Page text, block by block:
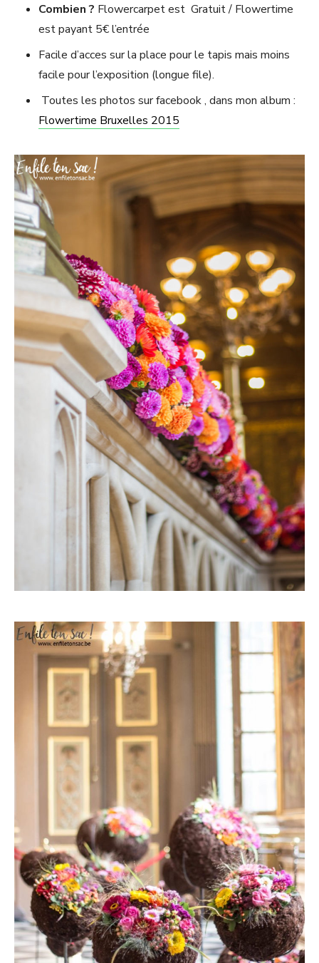
Combien ? Flowercarpet est Gratuit / Flowertime
est payant 5€ l’entrée
Facile d’acces sur la place pour le tapis mais moins
facile pour l’exposition (longue file).
Toutes les photos sur facebook , dans mon album :
Flowertime Bruxelles 2015